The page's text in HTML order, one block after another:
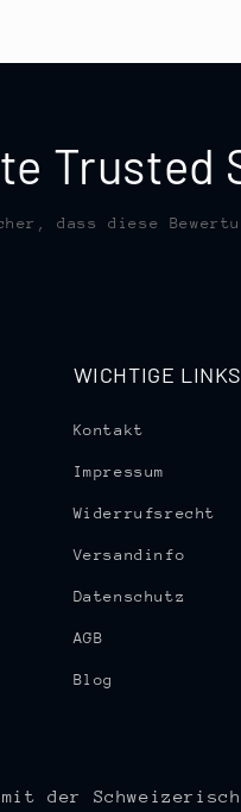
Trusted
dass diese
WICHTIGE LINKS
Kontakt
Impressum
Widerrufsrecht
Versandinfo
Datenschutz
AGB
Blog
der